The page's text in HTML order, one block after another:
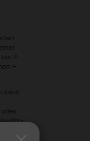
bis 4-
–
lokal